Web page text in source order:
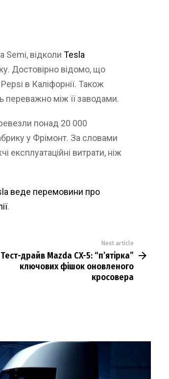
Semi, відколи Tesla
Достовірно відомо, що
в Каліфорнії. Також
переважно між її заводами.
понад 20 000
у Фрімонт. За словами
експлуатаційні витрати, ніж
веде перемовини про
.
Next article
Тест-драйв Mazda CX-5: “п’ятірка”
ключових фішок оновленого
кросовера